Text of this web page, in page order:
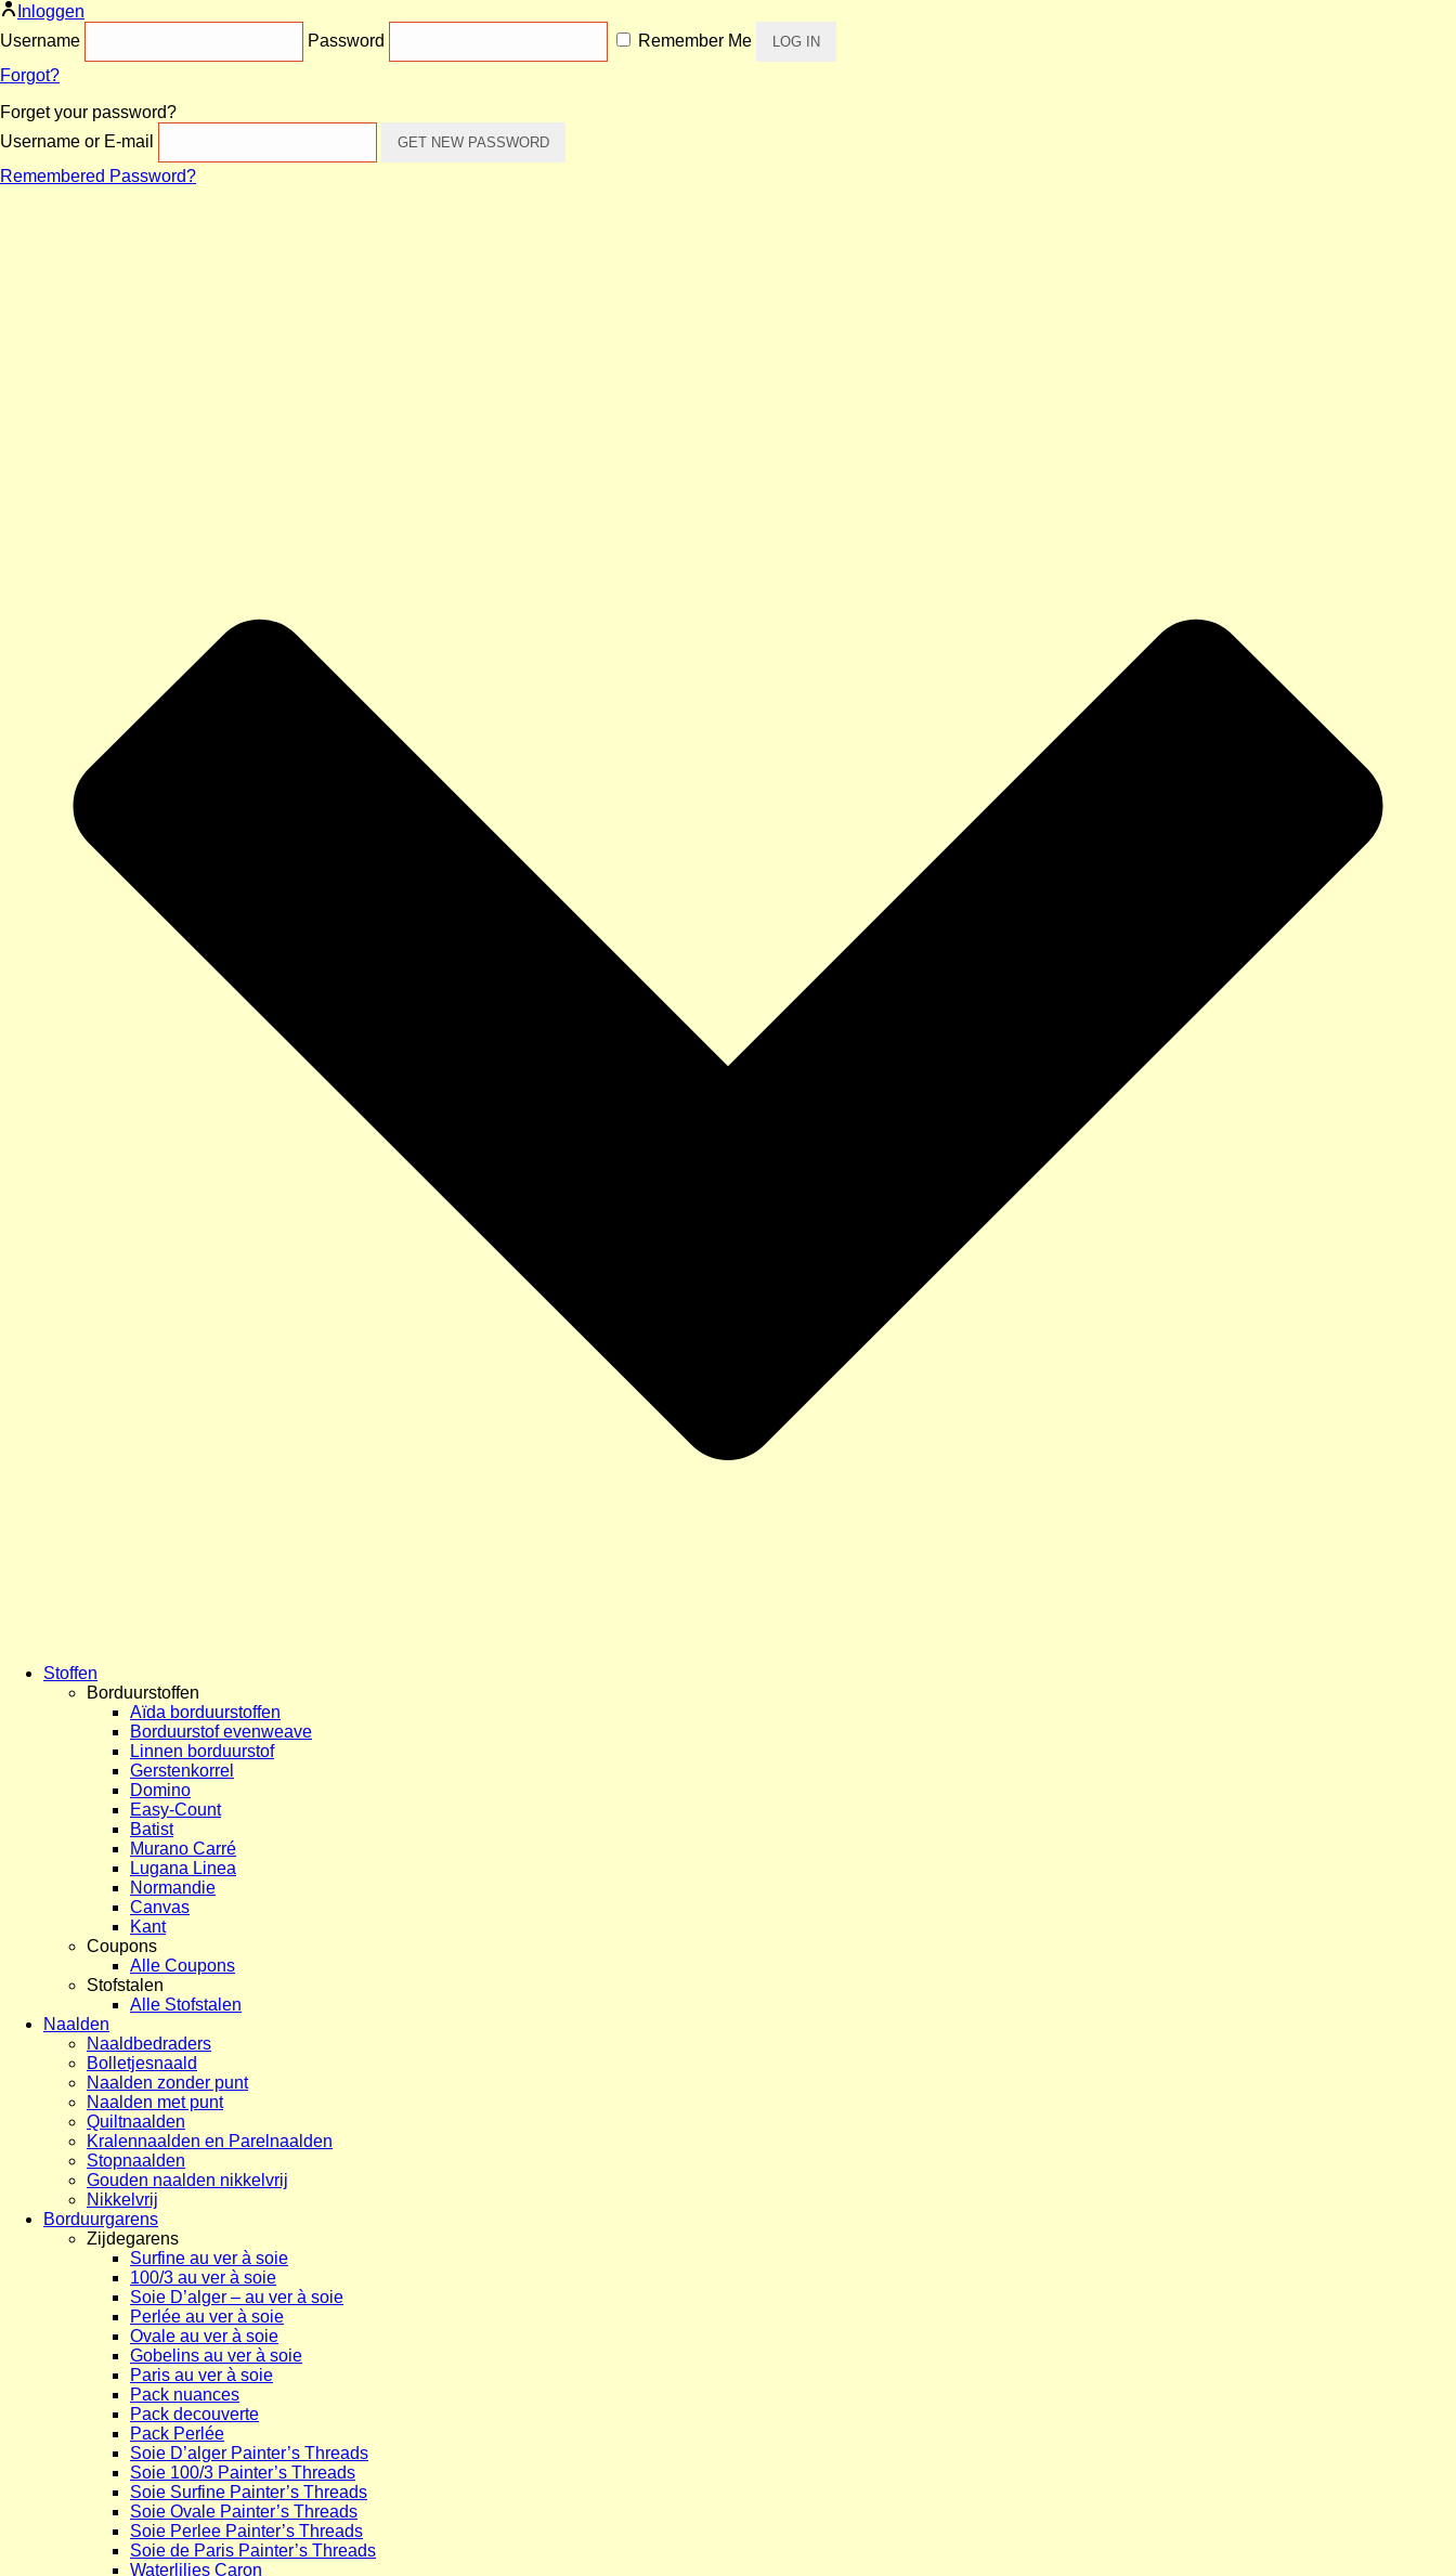
Inloggen
Username
Password
Remember Me
Forgot?
Forget your password?
Username or E-mail
Remembered Password?
Stoffen
Borduurstoffen
Aïda borduurstoffen
Borduurstof evenweave
Linnen borduurstof
Gerstenkorrel
Domino
Easy-Count
Batist
Murano Carré
Lugana Linea
Normandie
Canvas
Kant
Coupons
Alle Coupons
Stofstalen
Alle Stofstalen
Naalden
Naaldbedraders
Bolletjesnaald
Naalden zonder punt
Naalden met punt
Quiltnaalden
Kralennaalden en Parelnaalden
Stopnaalden
Gouden naalden nikkelvrij
Nikkelvrij
Borduurgarens
Zijdegarens
Surfine au ver à soie
100/3 au ver à soie
Soie D’alger – au ver à soie
Perlée au ver à soie
Ovale au ver à soie
Gobelins au ver à soie
Paris au ver à soie
Pack nuances
Pack decouverte
Pack Perlée
Soie D’alger Painter’s Threads
Soie 100/3 Painter’s Threads
Soie Surfine Painter’s Threads
Soie Ovale Painter’s Threads
Soie Perlee Painter’s Threads
Soie de Paris Painter’s Threads
Waterlilies Caron